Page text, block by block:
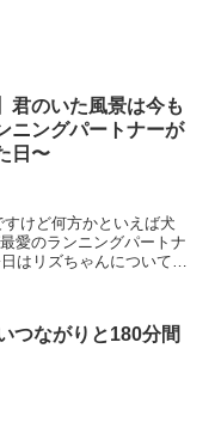
君のいた風景は今も
ニングパートナーが
日〜
けど何方かといえば犬
愛のランニングパートナ
はリズちゃんについてち
つながりと180分間